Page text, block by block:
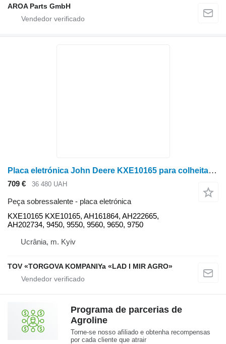
AROA Parts GmbH
Placa eletrónica John Deere KXE10165 para colheitadeira de grãos John Deere 9450, 9550, 9560, 9650, 9750
709 € 36 480 UAH
Peça sobressalente - placa eletrónica
KXE10165 KXE10165, AH161864, AH222665,
AH202734, 9450, 9550, 9560, 9650, 9750
Ucrânia, m. Kyiv
TOV «TORGOVA KOMPANIYa «LAD I MIR AGRO»
Programa de parcerias de
Agroline
Torne-se nosso afiliado e obtenha recompensas
por cada cliente que atrair